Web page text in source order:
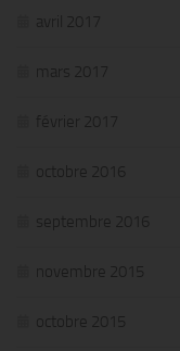
avril 2017
mars 2017
février 2017
octobre 2016
septembre 2016
novembre 2015
octobre 2015